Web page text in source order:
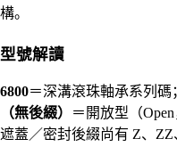
構。
型號解讀
6800＝深溝滾珠軸承系列碼
（無後綴）
＝開放型（
遮蓋／密封後綴尚有 Z、